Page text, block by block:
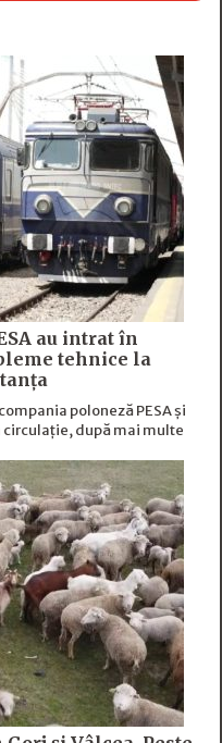
au intrat în
tehnice la
poloneză PESA și
după mai multe